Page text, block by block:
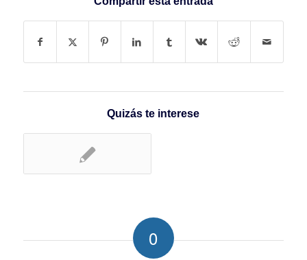
Quizás te interese
0